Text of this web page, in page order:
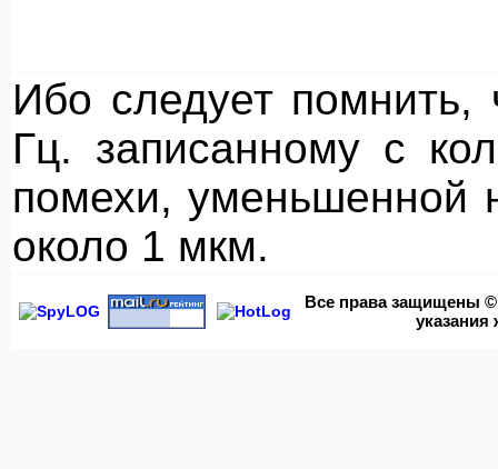
Ибо следует помнить,
Гц. записанному с
помехи, уменьшенной
около 1 мкм.
Все правазащищены ©